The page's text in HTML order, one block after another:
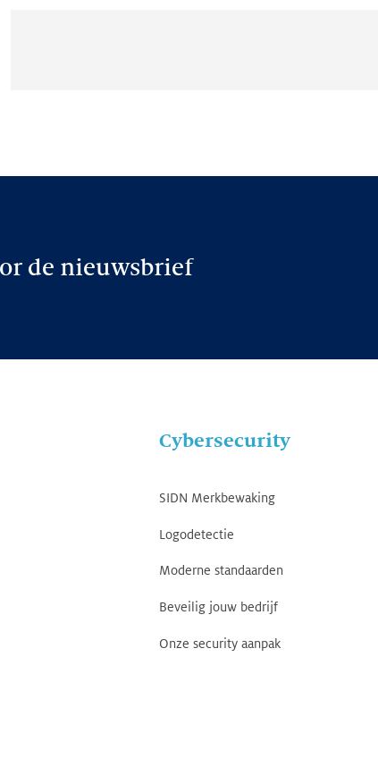
de nieuwsbrief
Cybersecurity
SIDN Merkbewaking
Logodetectie
Moderne standaarden
Beveilig jouw bedrijf
Onze security aanpak